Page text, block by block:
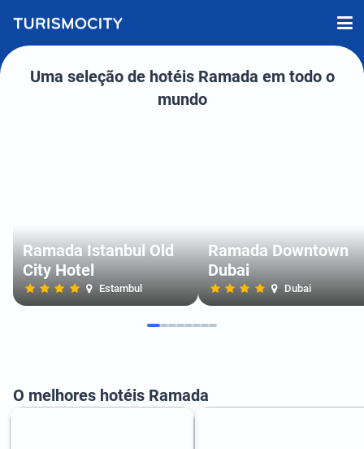
Uma seleção de hotéis Ramada em todo o
mundo
Ramada Istanbul Old
City Hotel
Estambul
Ramada Downtown
Dubai
Dubai
O melhores hotéis Ramada